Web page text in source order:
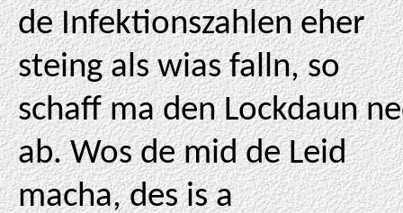
de Infektionszahlen eher
steing als wias falln, so
schaff ma den Lockdaun
ab. Wos de mid de Leid
macha, des is a